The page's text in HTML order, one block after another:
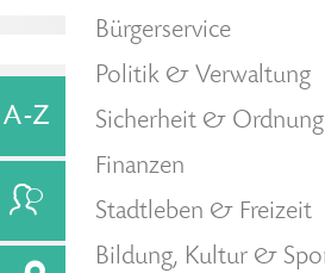
Bürgerservice
Politik & Verwaltung
Sicherheit & Ordnung
Finanzen
Stadtleben & Freizeit
Bildung, Kultur &